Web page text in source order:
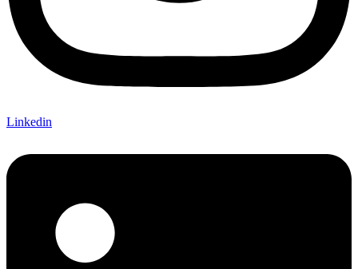
Linkedin